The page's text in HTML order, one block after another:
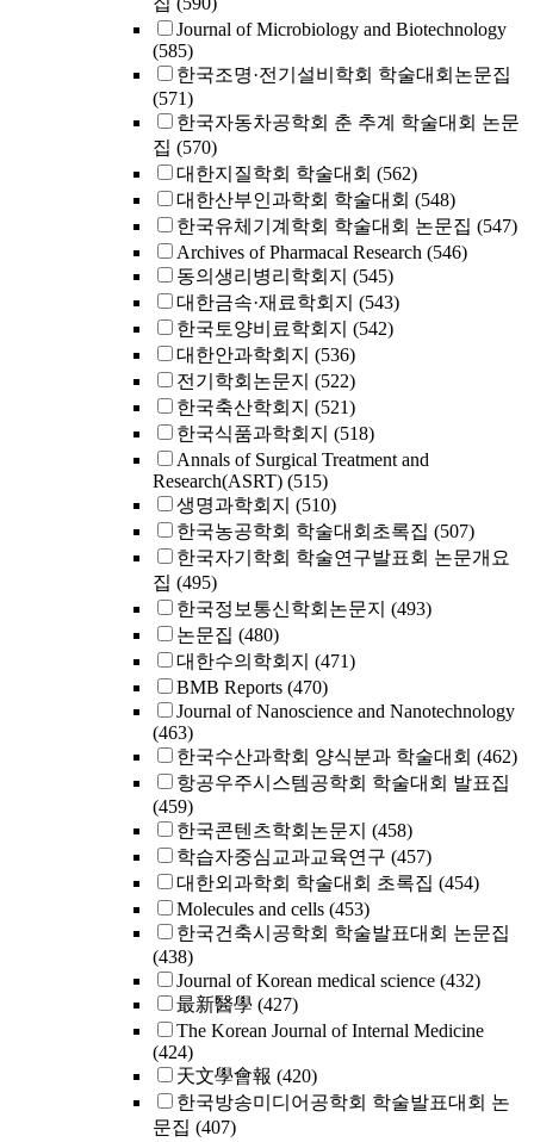
Journal of Microbiology and Biotechnology
(585)
한국조명·전기설비학회 학술대회논문집
(571)
한국자동차공학회 춘 추계 학술대회 논문
집 (570)
대한지질학회 학술대회 (562)
대한산부인과학회 학술대회 (548)
한국유체기계학회 학술대회 논문집 (547)
Archives of Pharmacal Research (546)
동의생리병리학회지 (545)
대한금속·재료학회지 (543)
한국토양비료학회지 (542)
대한안과학회지 (536)
전기학회논문지 (522)
한국축산학회지 (521)
한국식품과학회지 (518)
Annals of Surgical Treatment and
Research(ASRT) (515)
생명과학회지 (510)
한국농공학회 학술대회초록집 (507)
한국자기학회 학술연구발표회 논문개요
집 (495)
한국정보통신학회논문지 (493)
논문집 (480)
대한수의학회지 (471)
BMB Reports (470)
Journal of Nanoscience and Nanotechnology
(463)
한국수산과학회 양식분과 학술대회 (462)
항공우주시스템공학회 학술대회 발표집
(459)
한국콘텐츠학회논문지 (458)
학습자중심교과교육연구 (457)
대한외과학회 학술대회 초록집 (454)
Molecules and cells (453)
한국건축시공학회 학술발표대회 논문집
(438)
Journal of Korean medical science (432)
最新醫學 (427)
The Korean Journal of Internal Medicine
(424)
天文學會報 (420)
한국방송미디어공학회 학술발표대회 논
문집 (407)